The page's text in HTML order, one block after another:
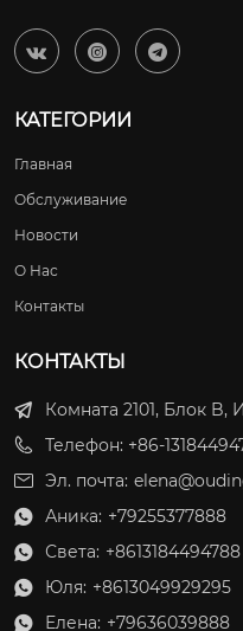
  
КАТЕГОРИИ
Главная
Обслуживание
Новости
О Нас
Контакты
КОНТАКТЫ
Комната 2101, Блок
Телефон: +86-
Эл. почта:
 Аника: +79255377888
 Света: +8613184494788
 Юля: +8613049929295
 Елена: +79636039888